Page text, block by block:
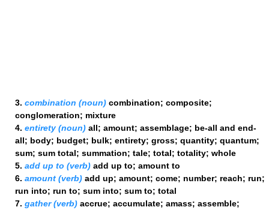
3. combination (noun) combination; composite;
conglomeration; mixture
4. entirety (noun) all; amount; assemblage; be-all and end-
all; body; budget; bulk; entirety; gross; quantity; quantum;
sum; sum total; summation; tale; total; totality; whole
5. add up to (verb) add up to; amount to
6. amount (verb) add up; amount; come; number; reach; run;
run into; run to; sum into; sum to; total
7. gather (verb) accrue; accumulate; amass; assemble;